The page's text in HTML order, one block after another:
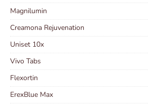
Magnilumin
Creamona Rejuvenation
Uniset 10x
Vivo Tabs
Flexortin
ErexBlue Max